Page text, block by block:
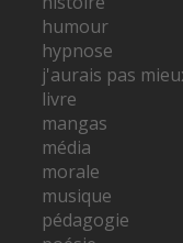
humour
hypnose
j'aurais pas
livre
mangas
média
morale
musique
pédagogie